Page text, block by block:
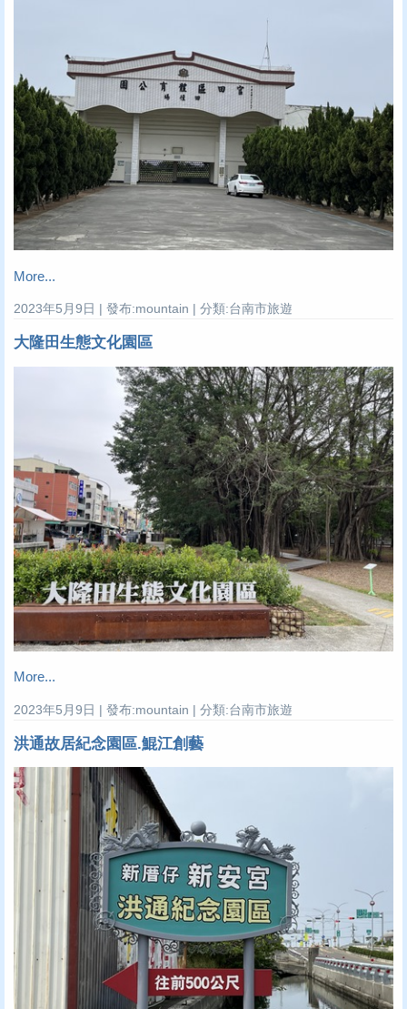
More...
2023年5月9日 | 發布:mountain | 分類:台南市旅遊
大隆田生態文化園區
More...
2023年5月9日 | 發布:mountain | 分類:台南市旅遊
洪通故居紀念園區.鯤江創藝